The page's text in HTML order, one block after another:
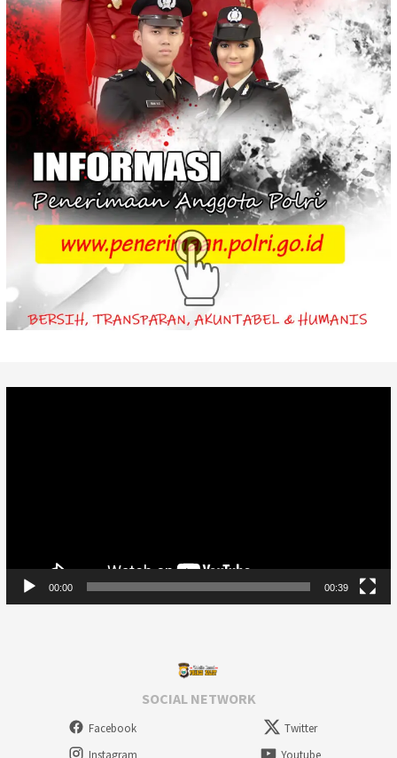
00:00 00:39
SOCIAL NETWORK
Facebook
Twitter
Instagram
Youtube